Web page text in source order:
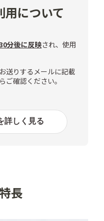
pri.jp/print)もしく
けます。複数を1度に使
の送料が無料になりま
メール便の送料が発生
。
ん。
用について
分後に反映され、使用
送りするメールに記載
ご確認ください。
詳しく見る
長